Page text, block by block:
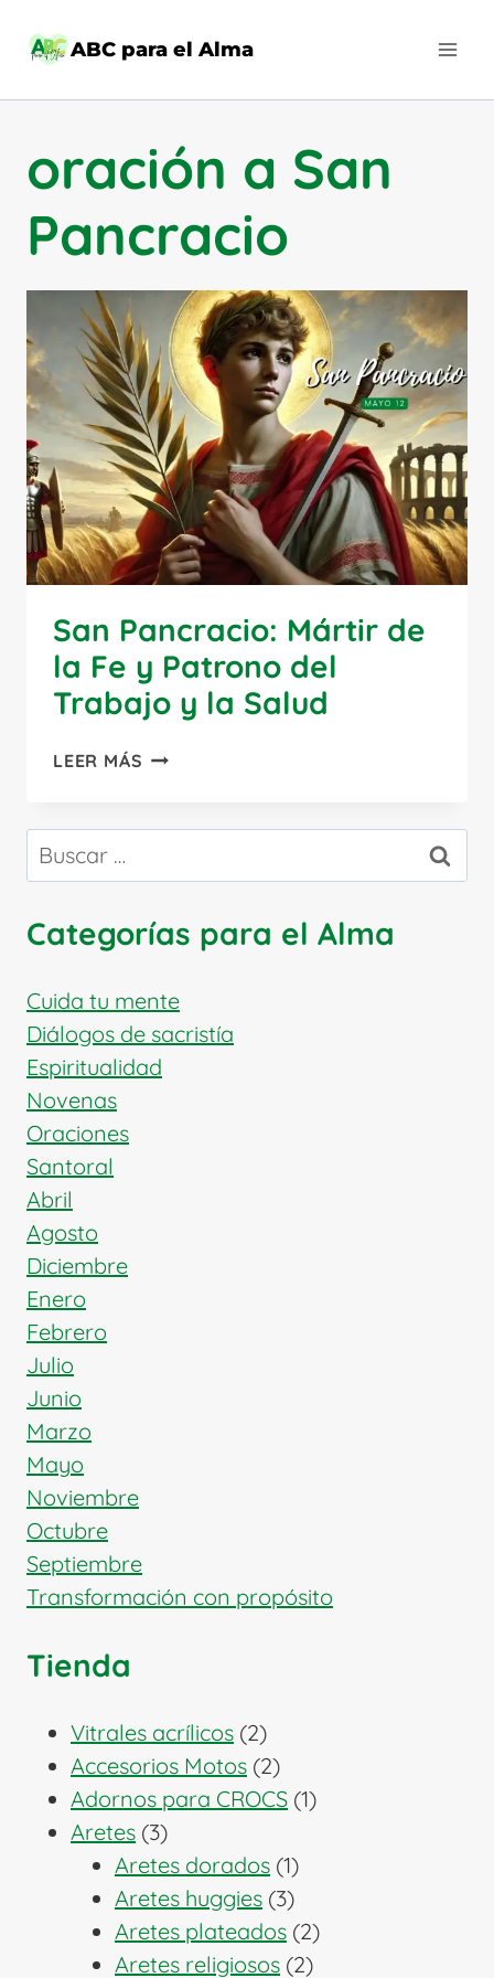
ABC para el Alma
oración a San
Pancracio
San Pancracio: Mártir de
la Fe y Patrono del
Trabajo y la Salud
LEER MÁS SAN
DE
FE
PATRONO
TRABAJO
Y
LA
SALUD
Buscar:
Categorías para el Alma
Cuida tu mente
Diálogos de sacristía
Espiritualidad
Novenas
Oraciones
Santoral
Abril
Agosto
Diciembre
Enero
Febrero
Julio
Junio
Marzo
Mayo
Noviembre
Octubre
Septiembre
Transformación con propósito
Tienda
Vitrales acrílicos 22
productos
Accesorios Motos 22
productos
Adornos para CROCS 11
Aretes 33
productos
Aretes dorados 11
producto
Aretes huggies 33
productos
Aretes plateados 22
productos
Aretes religiosos 22